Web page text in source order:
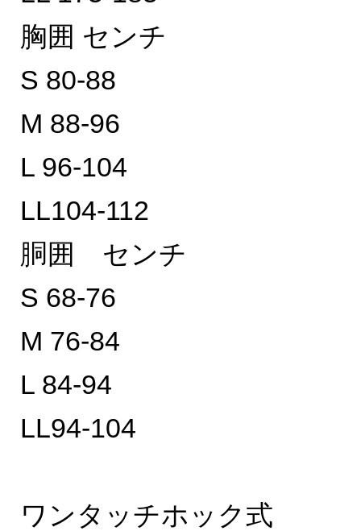
胸囲 センチ
S 80-88
M 88-96
L 96-104
LL104-112
胴囲 センチ
S 68-76
M 76-84
L 84-94
LL94-104
ワンタッチホック式